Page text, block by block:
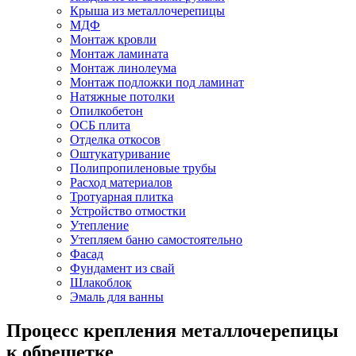
Крыша из металлочерепицы
МДФ
Монтаж кровли
Монтаж ламината
Монтаж линолеума
Монтаж подложки под ламинат
Натяжные потолки
Опилкобетон
ОСБ плита
Отделка откосов
Оштукатуривание
Полипропиленовые трубы
Расход материалов
Тротуарная плитка
Устройство отмостки
Утепление
Утепляем баню самостоятельно
Фасад
Фундамент из свай
Шлакоблок
Эмаль для ванны
Процесс крепления металлочерепицы